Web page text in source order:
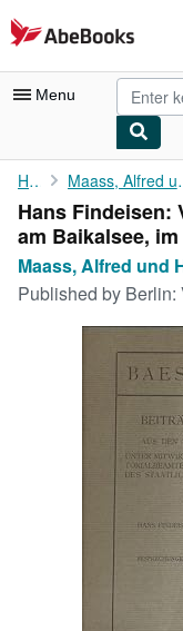
Skip to main content
AbeBooks.com
Menu
My Account
My Purchases
Advanced Search
Browse Collections
Rare Books
Art & Collectibles
Home
Hans Findeisen:
am Baikalsee,
Maass, Alfred und
Published by Berlin: